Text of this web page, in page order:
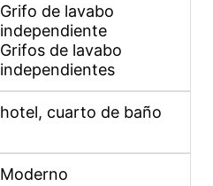
Grifo de lavabo
independiente
Grifos de lavabo
independientes
hotel, cuarto de baño
Moderno